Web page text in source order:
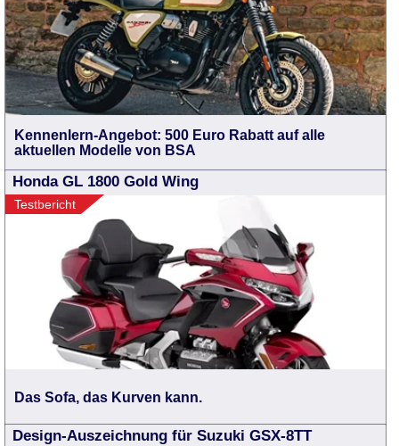
Kennenlern-Angebot: 500 Euro Rabatt auf alle
aktuellen Modelle von BSA
Honda GL 1800 Gold Wing
Testbericht
Das Sofa, das Kurven kann.
Design-Auszeichnung für Suzuki GSX-8TT